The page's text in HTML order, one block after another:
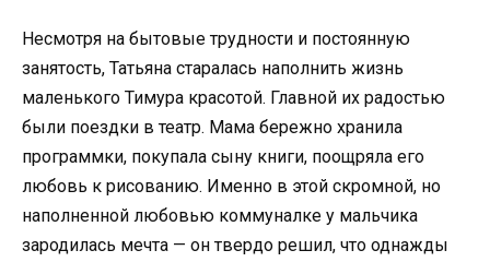
Несмотря на бытовые трудности и постоянную
занятость, Татьяна старалась наполнить жизнь
маленького Тимура красотой. Главной их радостью
были поездки в театр. Мама бережно хранила
программки, покупала сыну книги, поощряла его
любовь к рисованию. Именно в этой скромной, но
наполненной любовью коммуналке у мальчика
зародилась мечта — он твердо решил, что однажды